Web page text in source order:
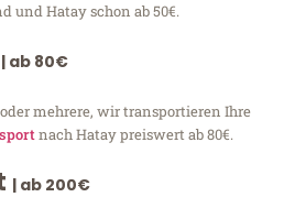
und Hatay schon ab 50€.
| ab 80€
mehrere, wir transportieren Ihre
nach Hatay preiswert ab 80€.
| ab 200€